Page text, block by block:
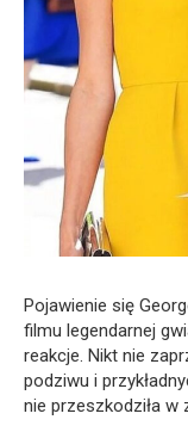
Pojawienie się
filmu legendarnej
reakcje. Nikt nie
podziwu i
nie przeszkodziła w